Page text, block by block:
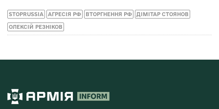
STOPRUSSIA АГРЕСІЯ РФ ВТОРГНЕННЯ РФ ДІМІТАР СТОЯНОВ
ОЛЕКСІЙ РЕЗНІКОВ